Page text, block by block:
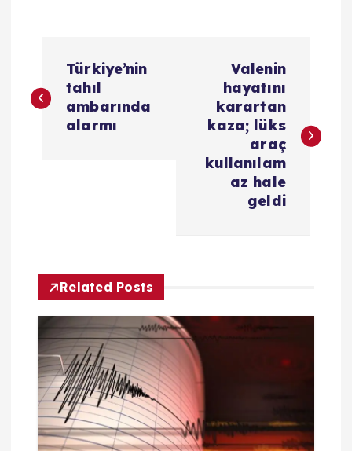
a
z
n
m
e
Türkiye’nin
tahıl
ambarında
alarmı
Valenin
hayatını
karartan
kaza; lüks
araç
kullanılam
az hale
geldi
Related Posts